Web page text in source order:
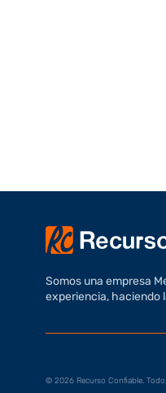
Somos una empresa
experiencia, haciendo
© 2026 Recurso Confiable.